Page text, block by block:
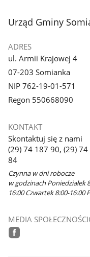
galerii.
stopka
Urząd Gminy
ADRES
ul. Armii Krajowej 4
07-203 Somianka
NIP 762-19-01-571
Regon 550668090
KONTAKT
Skontaktuj się z nami
(29) 74 187 90, (29)
84
Czynna w dni robocze
w godzinach Poniedziałek
16:00 Czwartek 8:00-16:00
MEDIA